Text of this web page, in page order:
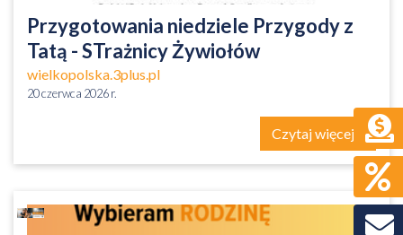
Przygotowania niedziele Przygody z
Tatą - STrażnicy Żywiołów
wielkopolska.3plus.pl
20 czerwca 2026 r.
Czytaj więcej